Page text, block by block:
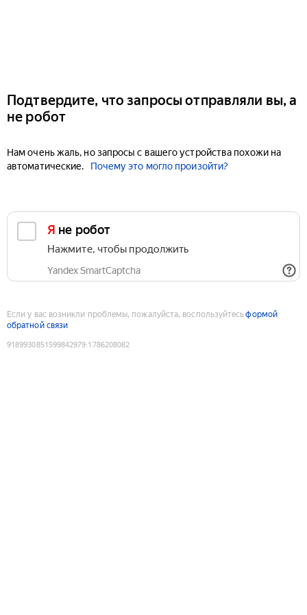
Подтвердите, что запросы отправляли вы, а
не робот
Нам очень жаль, но запросы с вашего устройства похожи на
автоматические.
Почему это могло произойти?
Я не робот
Нажмите, чтобы продолжить
Yandex SmartCaptcha
Если у вас возникли проблемы, пожалуйста, воспользуйтесьформой
обратной связи
9189930851599842979:1786208082